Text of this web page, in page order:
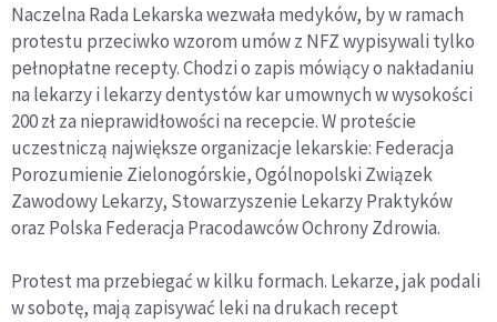
Naczelna Rada Lekarska wezwała medyków, by w ramach
protestu przeciwko wzorom umów z NFZ wypisywali tylko
pełnopłatne recepty. Chodzi o zapis mówiący o nakładaniu
na lekarzy i lekarzy dentystów kar umownych w wysokości
200 zł za nieprawidłowości na recepcie. W proteście
uczestniczą największe organizacje lekarskie: Federacja
Porozumienie Zielonogórskie, Ogólnopolski Związek
Zawodowy Lekarzy, Stowarzyszenie Lekarzy Praktyków
oraz Polska Federacja Pracodawców Ochrony Zdrowia.
Protest ma przebiegać w kilku formach. Lekarze, jak podali
w sobotę, mają zapisywać leki na drukach recept